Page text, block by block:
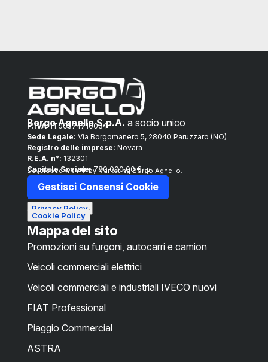
Borgo Agnello S.p.A. a socio unico
P.IVA:IT00574710034
Sede Legale: Via Borgomanero 5, 28040 Paruzzaro (NO)
Registro delle imprese: Novara
R.E.A. n°: 132301
Capitale Sociale:780.000,00 € i.v.
Developed with ❤ by Marketing Borgo Agnello.
Gestisci Consensi Cookie
Privacy Policy
Cookie Policy
Mappa del sito
Promozioni su furgoni, autocarri e camion
Veicoli commerciali elettrici
Veicoli commerciali e industriali IVECO nuovi
FIAT Professional
Piaggio Commercial
ASTRA